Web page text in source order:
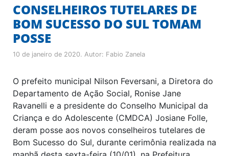
CONSELHEIROS TUTELARES DE
BOM SUCESSO DO SUL TOMAM
POSSE
10 de janeiro de 2020. Autor: Fabio Zanela
O prefeito municipal Nilson Feversani, a Diretora do
Departamento de Ação Social, Ronise Jane
Ravanelli e a presidente do Conselho Municipal da
Criança e do Adolescente (CMDCA) Josiane Folle,
deram posse aos novos conselheiros tutelares de
Bom Sucesso do Sul, durante cerimônia realizada na